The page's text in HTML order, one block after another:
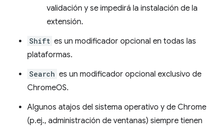
validación y se impedirá la instalación de la
extensión.
Shift es un modificador opcional en todas las
plataformas.
Search es un modificador opcional exclusivo de
ChromeOS.
Algunos atajos del sistema operativo y de Chrome
(p.ej., administración de ventanas) siempre tienen